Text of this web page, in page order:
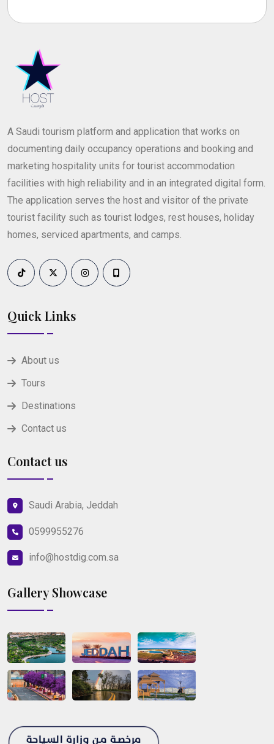
A Saudi tourism platform and application that works on
documenting daily occupancy operations and booking and
marketing hospitality units for tourist accommodation
facilities with high reliability and in an integrated digital form.
The application serves the host and visitor of the private
tourist facility such as tourist lodges, rest houses, holiday
homes, serviced apartments, and camps.
Quick Links
About us
Tours
Destinations
Contact us
Contact us
Saudi Arabia, Jeddah
0599955276
info@hostdig.com.sa
Gallery Showcase